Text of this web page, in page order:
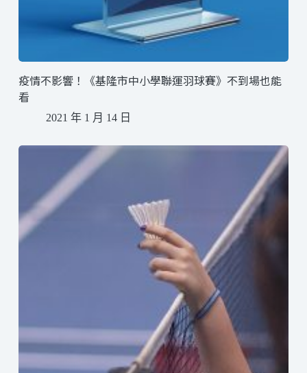
疫情不影響！《基隆市中小學聯運羽球賽》不到場也能
看
2021 年 1 月 14 日